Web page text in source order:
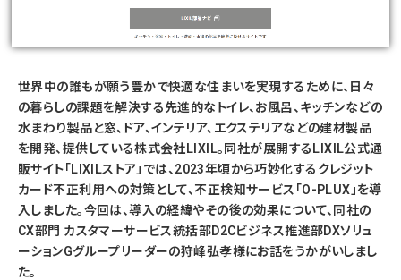
世界中の誰もが願う豊かで快適な住まいを実現するために、日々
の暮らしの課題を解決する先進的なトイレ、お風呂、キッチンなどの
水まわり製品と窓、ドア、インテリア、エクステリアなどの建材製品
を開発、提供している株式会社LIXIL。同社が展開するLIXIL公式通
販サイト「LIXILストア」では、2023年頃から巧妙化するクレジット
カード不正利用への対策として、不正検知サービス「O-PLUX」を導
入しました。今回は、導入の経緯やその後の効果について、同社の
CX部門 カスタマーサービス統括部D2Cビジネス推進部DXソリュ
ーションGグループリーダーの狩峰弘孝様にお話をうかがいしまし
た。